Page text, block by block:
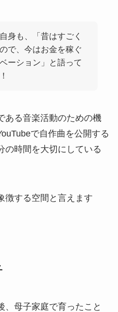
身も、「昔はすごく
で、今はお金を稼ぐ
ーション」と語って
ある音楽活動のための機
で自作曲を公開する
の時間を大切にしている
徴する空間と言えます
、母子家庭で育ったこと